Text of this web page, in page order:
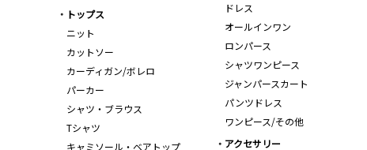
トップス
ニット
カットソー
カーディガン/ボレロ
パーカー
シャツ・ブラウス
Tシャツ
キャミソール・ベアトップ
ドレス
オールインワン
ロンパース
シャツワンピース
ジャンパースカート
パンツドレス
ワンピース/その他
アクセサリー